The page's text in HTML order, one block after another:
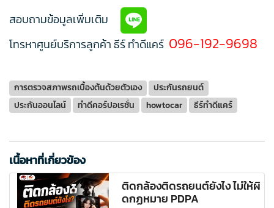
สอบถามข้อมูลเพิ่มเติม
โทรหาศูนย์บริการลูกค้า ธีร์ ทำดีแคร์ 096-192-9698
การตรวจสภาพรถเบื้องต้นด้วยตัวเอง
ประกันรถยนต์
ประกันออนไลน์
ทำดีคอร์ปอเรชั่น howtocar ธีร์ทำดีแคร์
เนื้อหาที่เกี่ยวข้อง
ติดกล้องติดรถยนต์ยังไง ไม่ให้ผิ
ดกฏหมาย PDPA